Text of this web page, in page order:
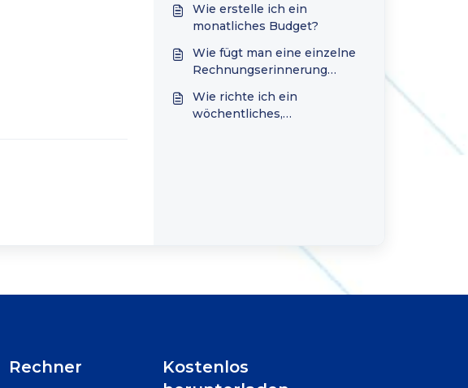
Wie erstelle ich ein
monatliches Budget?
Wie fügt man eine einzelne
Rechnungserinnerung
Wie richte ich ein
wöchentliches,
Rechner
Kostenlos